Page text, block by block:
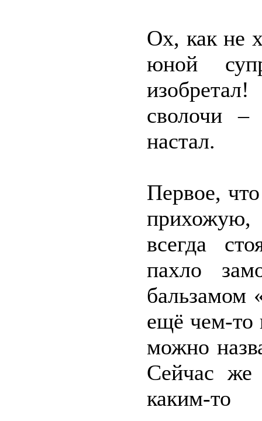
Ох, как не
юной
сволочи –
настал.
Первое,
прихожую,
всегда
пахло
бальзамом
ещё чем-то
можно
Сейчас же
каким-